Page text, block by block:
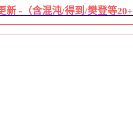
新 -（含混沌/得到/樊登等